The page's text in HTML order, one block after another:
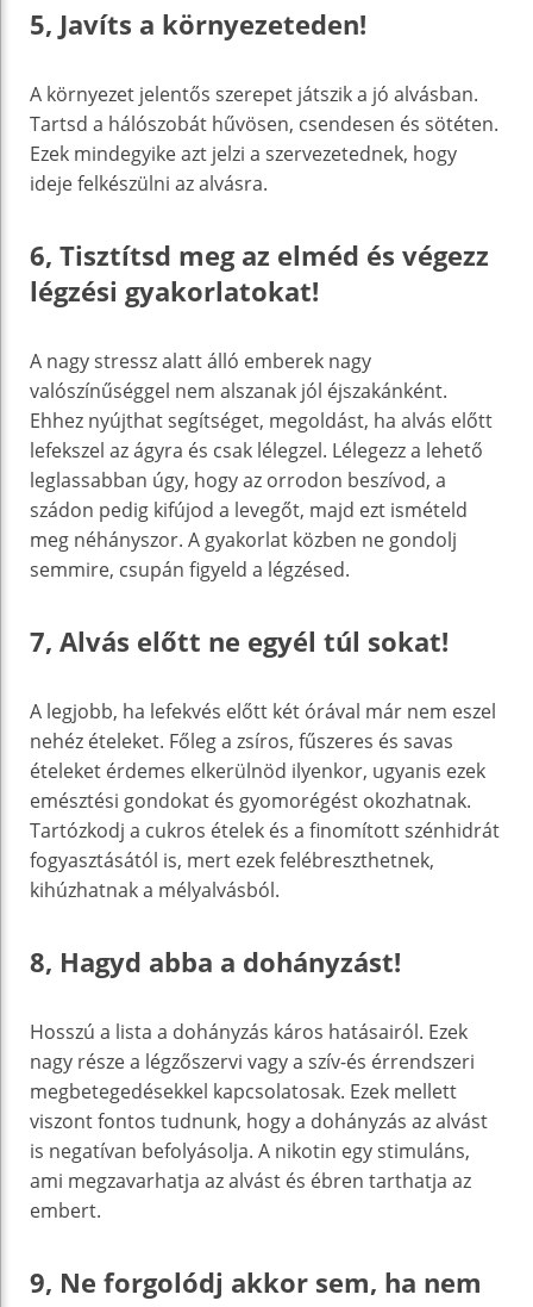
5, Javíts a környezeteden!
A környezet jelentős szerepet játszik a jó alvásban.
Tartsd a hálószobát hűvösen, csendesen és sötéten.
Ezek mindegyike azt jelzi a szervezetednek, hogy
ideje felkészülni az alvásra.
6, Tisztítsd meg az elméd és végezz
légzési gyakorlatokat!
A nagy stressz alatt álló emberek nagy
valószínűséggel nem alszanak jól éjszakánként.
Ehhez nyújthat segítséget, megoldást, ha alvás előtt
lefekszel az ágyra és csak lélegzel. Lélegezz a lehető
leglassabban úgy, hogy az orrodon beszívod, a
szádon pedig kifújod a levegőt, majd ezt ismételd
meg néhányszor. A gyakorlat közben ne gondolj
semmire, csupán figyeld a légzésed.
7, Alvás előtt ne egyél túl sokat!
A legjobb, ha lefekvés előtt két órával már nem eszel
nehéz ételeket. Főleg a zsíros, fűszeres és savas
ételeket érdemes elkerülnöd ilyenkor, ugyanis ezek
emésztési gondokat és gyomorégést okozhatnak.
Tartózkodj a cukros ételek és a finomított szénhidrát
fogyasztásától is, mert ezek felébreszthetnek,
kihúzhatnak a mélyalvásból.
8, Hagyd abba a dohányzást!
Hosszú a lista a dohányzás káros hatásairól. Ezek
nagy része a légzőszervi vagy a szív-és érrendszeri
megbetegedésekkel kapcsolatosak. Ezek mellett
viszont fontos tudnunk, hogy a dohányzás az alvást
is negatívan befolyásolja. A nikotin egy stimuláns,
ami megzavarhatja az alvást és ébren tarthatja az
embert.
9, Ne forgolódj akkor sem, ha nem